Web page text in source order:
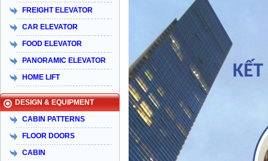
FREIGHT ELEVATOR
CAR ELEVATOR
FOOD ELEVATOR
PANORAMIC ELEVATOR
HOME LIFT
DESIGN & EQUIPMENT
CABIN PATTERNS
FLOOR DOORS
CABIN